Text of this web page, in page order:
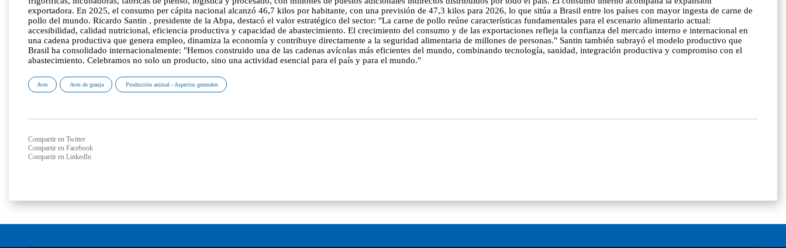
exportadora. En 2025, el consumo per cápita nacional alcanzó 46,7 kilos por habitante, con una previsión de 47,3 kilos para 2026, lo que sitúa a Brasil entre los países con mayor ingesta de carne de
pollo del mundo. Ricardo Santin , presidente de la Abpa, destacó el valor estratégico del sector: "La carne de pollo reúne características fundamentales para el escenario alimentario actual:
accesibilidad, calidad nutricional, eficiencia productiva y capacidad de abastecimiento. El crecimiento del consumo y de las exportaciones refleja la confianza del mercado interno e internacional en
una cadena productiva que genera empleo, dinamiza la economía y contribuye directamente a la seguridad alimentaria de millones de personas." Santin también subrayó el modelo productivo que
Brasil ha consolidado internacionalmente: "Hemos construido una de las cadenas avícolas más eficientes del mundo, combinando tecnología, sanidad, integración productiva y compromiso con el
abastecimiento. Celebramos no solo un producto, sino una actividad esencial para el país y para el mundo."
Aves Aves de granja Producción animal - Aspectos generales
Compartir en Twitter
Compartir en Facebook
Compartir en LinkedIn